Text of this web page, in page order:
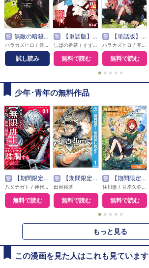
巻 無敵の暗殺魔導士、ラスボス娘と旅をする@COMIC
試し読み
巻 【単話版】隻眼・隻腕・隻脚の魔術師@COMIC
無料で読む
巻 【単話版】無敵の暗殺魔導士、ラスボス娘と旅をする@COMIC
無料で読む
● ● ● ● ●
少年･青年の無料作品
巻 【期間限定無料】外れスキル【無限再生】が覚醒して世界最強になった ～最強の力を手にした俺は、敵対するその全てを蹂躙する～
無料で読む
巻 【期間限定 無料お試し版】ブラッククローバー
田畠裕基
無料で読む
巻 【期間限定無料】魔導具師ダリヤはうつむかない ～Dahliya Wilts No More～【分冊版】
無料で読む
● ● ● ● ●
もっと見る
この漫画を見た人はこれも見ています